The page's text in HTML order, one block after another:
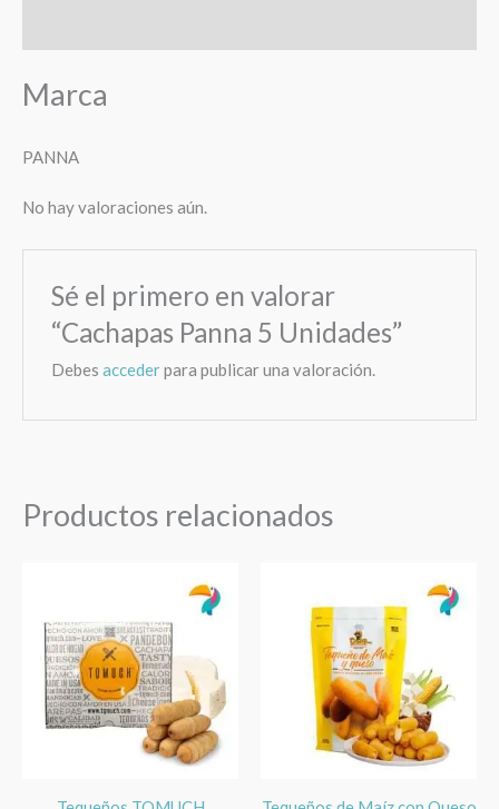
Marca
PANNA
No hay valoraciones aún.
Sé el primero en valorar
“Cachapas Panna 5 Unidades”
Debesaccederpara publicar una valoración.
Productos relacionados
Precocidos
50
Unidades
cantidad
de
Maíz
con
Queso
DELE
Corn